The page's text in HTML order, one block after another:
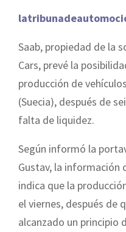
Saab, propiedad de la
Cars, prevé la
producción de
(Suecia), después de
falta de liquidez.
Según informó la
Gustav, la información
indica que la
el viernes, después de
alcanzado un principio